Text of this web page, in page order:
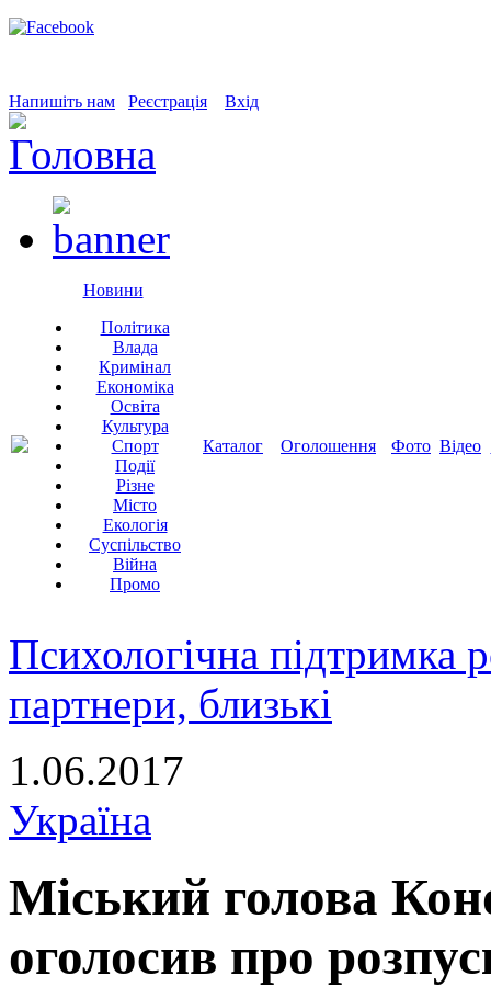
Напишіть нам Реєстрація Вхід
Новини
Політика
Влада
Кримінал
Економіка
Освіта
Культура
Спорт
Події
Різне
Місто
Екологія
Суспільство
Війна
Промо
Каталог Оголошення Фото Відео
Психологічна підтримка
партнери, близькі
1.06.2017
Україна
Міський голова
оголосив про